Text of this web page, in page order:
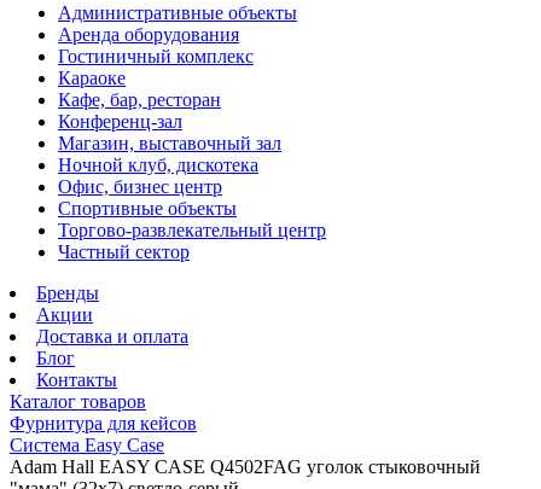
Административные объекты
Аренда оборудования
Гостиничный комплекс
Караоке
Кафе, бар, ресторан
Конференц-зал
Магазин, выставочный зал
Ночной клуб, дискотека
Офис, бизнес центр
Спортивные объекты
Торгово-развлекательный центр
Частный сектор
Бренды
Акции
Доставка и оплата
Блог
Контакты
Каталог товаров
Фурнитура для кейсов
Система Easy Case
Adam Hall EASY CASE Q4502FAG уголок стыковочный